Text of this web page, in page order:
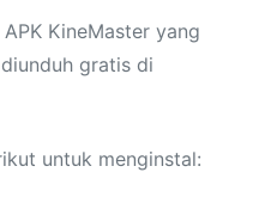
KineMaster yang
gratis di
untuk menginstal: